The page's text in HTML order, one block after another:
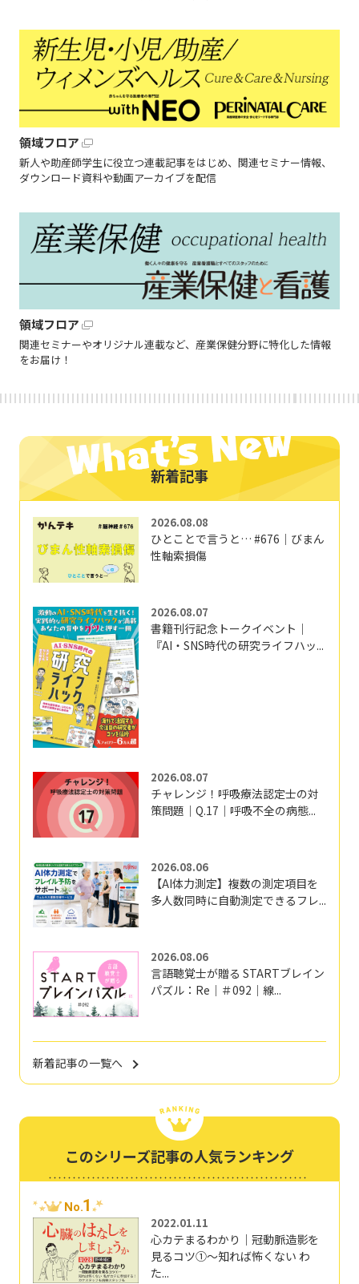
領域フロア
新人や助産師学生に役立つ連載記事をはじめ、関連セミナー情報、
ダウンロード資料や動画アーカイブを配信
領域フロア
関連セミナーやオリジナル連載など、産業保健分野に特化した情報
をお届け！
新着記事
2026.08.08
ひとことで言うと… #676｜びまん
性軸索損傷
2026.08.07
書籍刊行記念トークイベント｜
『AI・SNS時代の研究ライフハッ...
2026.08.07
チャレンジ！呼吸療法認定士の対
策問題｜Q.17｜呼吸不全の病態...
2026.08.06
【AI体力測定】複数の測定項目を
多人数同時に自動測定できるフレ...
2026.08.06
言語聴覚士が贈る STARTブレイン
パズル：Re｜＃092｜線...
新着記事の一覧へ
このシリーズ記事の人気ランキング
No.1
2022.01.11
心カテまるわかり｜冠動脈造影を
見るコツ①～知れば怖くない わ
た...